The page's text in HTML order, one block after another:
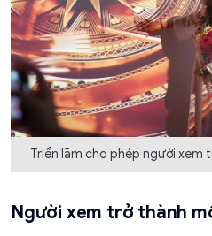
Triển lãm cho phép người xem
Người xem trở thành